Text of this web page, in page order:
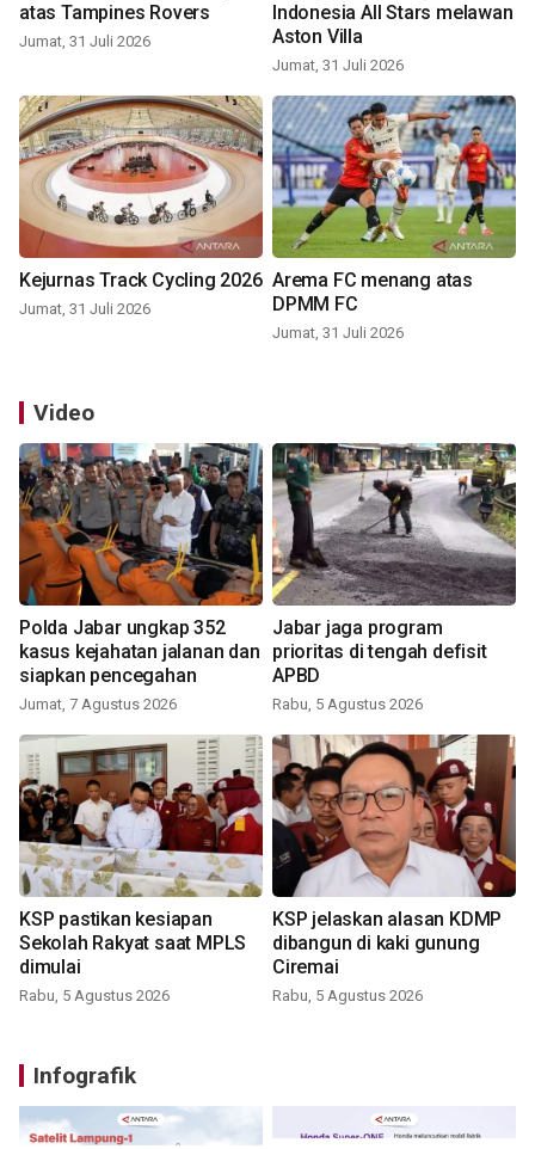
atas Tampines Rovers
Jumat, 31 Juli 2026
Indonesia All Stars melawan
Aston Villa
Jumat, 31 Juli 2026
Kejurnas Track Cycling 2026
Jumat, 31 Juli 2026
Arema FC menang atas
DPMM FC
Jumat, 31 Juli 2026
Video
Polda Jabar ungkap 352
kasus kejahatan jalanan dan
siapkan pencegahan
Jumat, 7 Agustus 2026
Jabar jaga program
prioritas di tengah defisit
APBD
Rabu, 5 Agustus 2026
KSP pastikan kesiapan
Sekolah Rakyat saat MPLS
dimulai
Rabu, 5 Agustus 2026
KSP jelaskan alasan KDMP
dibangun di kaki gunung
Ciremai
Rabu, 5 Agustus 2026
Infografik